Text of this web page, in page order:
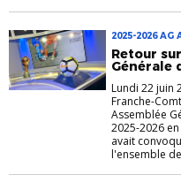
2025-2026 AG
DANIEL
Retour
Générale
Lundi 22 juin
Franche-
Assemblée
2025-2026
avait
l'ensemble